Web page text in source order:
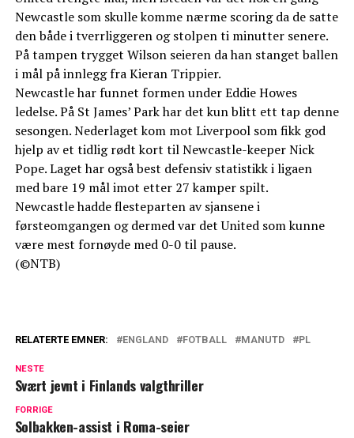
Newcastle som skulle komme nærme scoring da de satte
den både i tverrliggeren og stolpen ti minutter senere.
På tampen trygget Wilson seieren da han stanget ballen
i mål på innlegg fra Kieran Trippier.
Newcastle har funnet formen under Eddie Howes
ledelse. På St James’ Park har det kun blitt ett tap denne
sesongen. Nederlaget kom mot Liverpool som fikk god
hjelp av et tidlig rødt kort til Newcastle-keeper Nick
Pope. Laget har også best defensiv statistikk i ligaen
med bare 19 mål imot etter 27 kamper spilt.
Newcastle hadde flesteparten av sjansene i
førsteomgangen og dermed var det United som kunne
være mest fornøyde med 0-0 til pause.
(©NTB)
RELATERTE EMNER: ENGLAND FOTBALL MANUTD PL
NESTE
Svært jevnt i Finlands valgthriller
FORRIGE
Solbakken-assist i Roma-seier